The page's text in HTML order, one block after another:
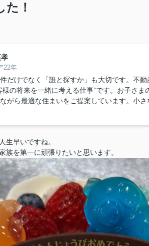
た！
22年
だけでなく「誰と探すか」も大切です。不
様の将来を一緒に考える仕事”です。お子さ
がら最適な住まいをご提案しています。小
生早いですね。
族を第一に頑張りたいと思います。